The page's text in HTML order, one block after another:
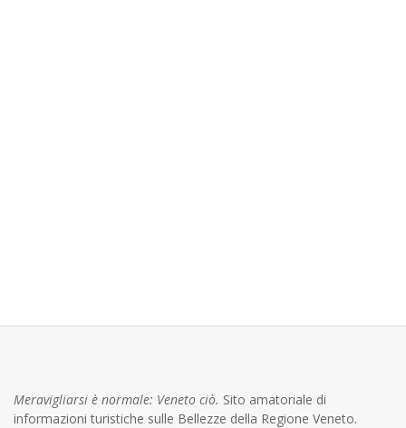
Meravigliarsi è normale: Veneto ciò. Sito amatoriale di
informazioni turistiche sulle Bellezze della Regione Veneto.